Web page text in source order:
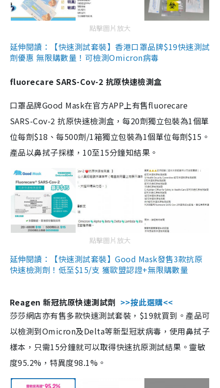
點擊圖片放大
延伸閱讀：【快速測試套裝】香港口罩品牌$19快速測試
劑優惠 無限購數量！可檢測Omicron病毒
fluorecare SARS-Cov-2 抗原快速檢測盒
口罩品牌Good Mask在官方APP上有售fluorecare
SARS-Cov-2 抗原快速檢測盒，每20劑獨立包裝為1個單
位每劑$18、每500劑/1箱獨立包裝為1個單位每劑$15。
產品以鼻拭子採樣，10至15分鐘知結果。
點擊圖片放大
延伸閱讀：【快速測試套裝】Good Mask發售3款抗原
快速檢測劑！低至$15/支 獲歐盟認證+無限購數量
Reagen 新冠抗原快速測試劑 >>按此選購<<
莎莎網店亦有售多款快速測試套裝，$19就買到。產品可
以檢測到Omicron及Delta等新型冠狀病毒，使用鼻拭子
樣本，只需15分鐘就可以取得快速抗原測試結果。靈敏
度95.2%，特異度98.1%。